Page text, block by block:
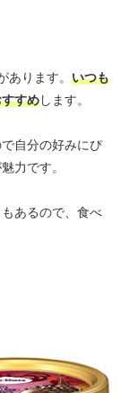
ります。 いつも
すめします。
自分の好みにぴ
力です。
あるので、食べ